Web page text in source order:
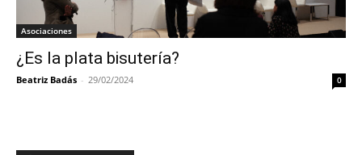
Asociaciones
¿Es la plata bisutería?
Beatriz Badás - 29/02/2024 0